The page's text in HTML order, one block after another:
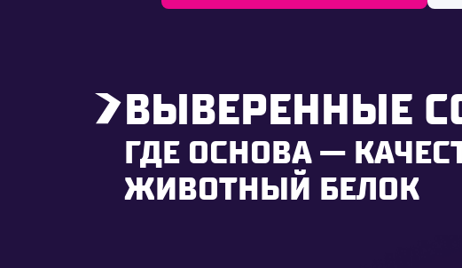
ВЫВЕРЕННЫЕ
ГДЕ ОСНОВА —
ЖИВОТНЫЙ БЕЛОК